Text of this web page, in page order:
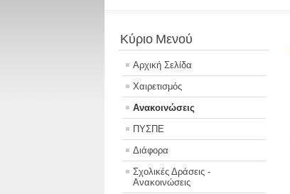
Κύριο Μενού
Αρχική Σελίδα
Χαιρετισμός
Ανακοινώσεις
ΠΥΣΠΕ
Διάφορα
Σχολικές Δράσεις -
Ανακοινώσεις